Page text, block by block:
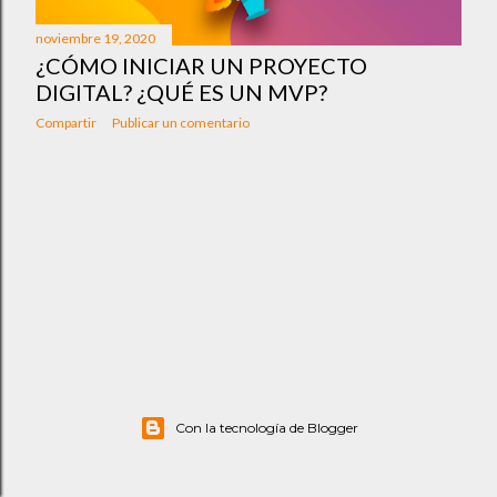
a
s
noviembre 19, 2020
¿CÓMO INICIAR UN PROYECTO
DIGITAL? ¿QUÉ ES UN MVP?
Compartir Publicar un comentario
Con la tecnología de Blogger